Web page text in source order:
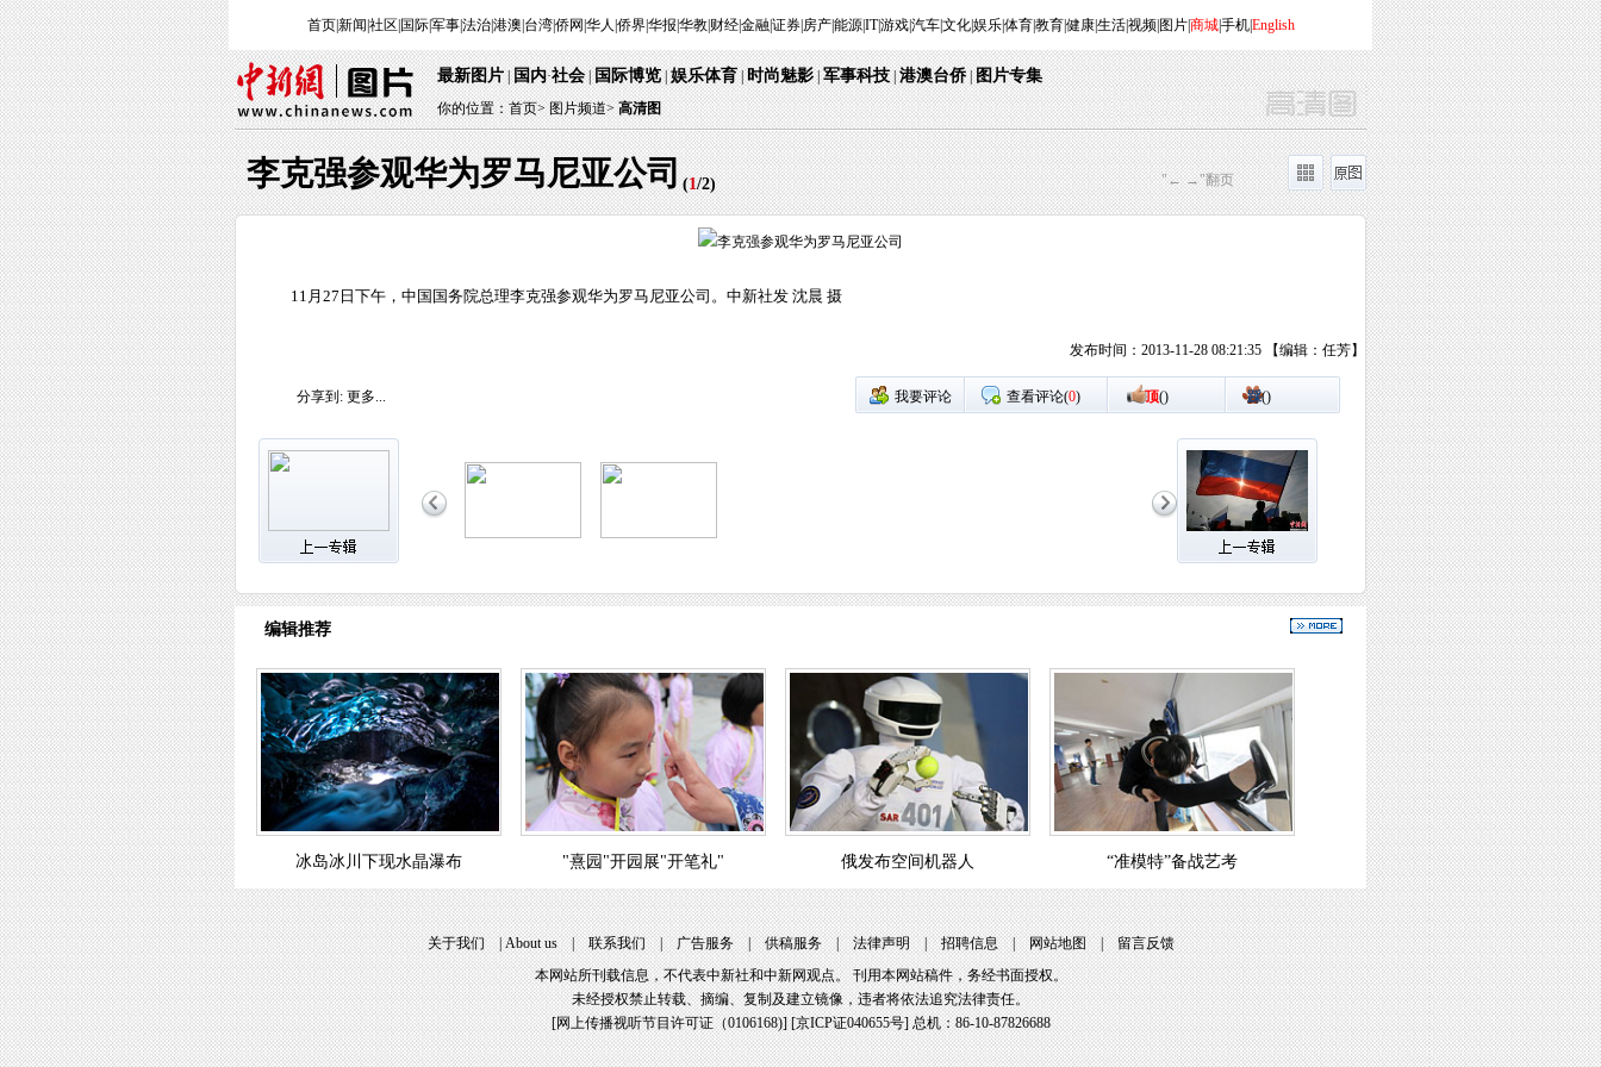
首页|新闻 社区 国际|军事|法治|港澳 台湾|侨网 华人 侨界|华报 华教| 财经|金融|证券| 房产|能源|IT|游戏|汽车|文化|娱乐|体育|教育|健康|生活|视频| 图片|商城|手机|English
最新图片|国内·社会|国际博览|娱乐体育|时尚魅影|军事科技|港澳台侨|图片专集
你的位置：首页>图片频道> 高清图
李克强参观华为罗马尼亚公司(1/2) "← →"翻页
11月27日下午，中国国务院总理李克强参观华为罗马尼亚公司。中新社发 沈晨 摄
发布时间：2013-11-28 08:21:35 【编辑：任芳】
分享到: 更多... 我要评论 查看评论(0) 顶() 踩()
编辑推荐
冰岛冰川下现水晶瀑布 "熹园"开园展"开笔礼" 俄发布空间机器人 “准模特”备战艺考
关于我们|About us|联系我们|广告服务|供稿服务|法律声明|招聘信息|网站地图 |留言反馈
本网站所刊载信息，不代表中新社和中新网观点。 刊用本网站稿件，务经书面授权。
未经授权禁止转载、摘编、复制及建立镜像，违者将依法追究法律责任。
[网上传播视听节目许可证（0106168)] [京ICP证040655号] 总机：86-10-87826688